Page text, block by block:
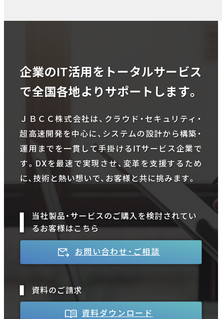
企業のIT活用をトータルサービス
で全国各地よりサポートします。
ＪＢＣＣ株式会社は、クラウド・セキュリティ・
超高速開発を中心に、システムの設計から構築・
運用までを一貫して手掛けるITサービス企業で
す。DXを最速で実現させ、変革を支援するため
に、技術と熱い想いで、お客様と共に挑みます。
当社製品・サービスのご購入を検討されてい
るお客様はこちら
お問い合わせ・ご相談
資料のご請求
資料ダウンロード